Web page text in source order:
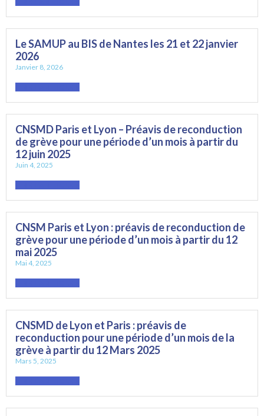
Le SAMUP au BIS de Nantes les 21 et 22 janvier
2026
Janvier 8, 2026
CNSMD Paris et Lyon – Préavis de reconduction
de grève pour une période d’un mois à partir du
12 juin 2025
Juin 4, 2025
CNSM Paris et Lyon : préavis de reconduction de
grève pour une période d’un mois à partir du 12
mai 2025
Mai 4, 2025
CNSMD de Lyon et Paris : préavis de
reconduction pour une période d’un mois de la
grève à partir du 12 Mars 2025
Mars 5, 2025